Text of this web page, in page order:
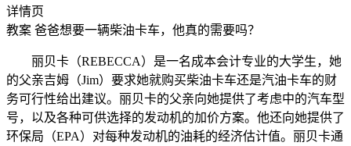
详情页
教案 爸爸想要一辆柴油卡车，他真的需要吗？
丽贝卡（REBECCA）是一名成本会计专业的大学生，她
的父亲吉姆（Jim）要求她就购买柴油卡车还是汽油卡车的财
务可行性给出建议。丽贝卡的父亲向她提供了考虑中的汽车型
号，以及各种可供选择的发动机的加价方案。他还向她提供了
环保局（EPA）对每种发动机的油耗的经济估计值。丽贝卡通